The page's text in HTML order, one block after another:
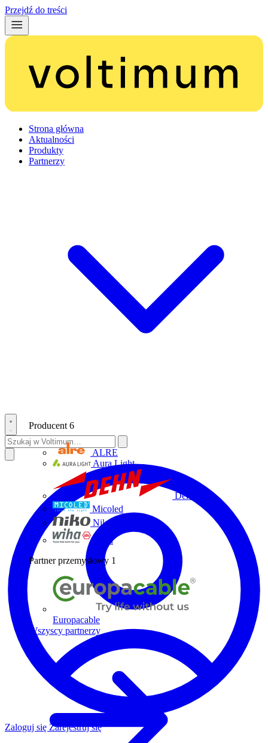
Przejdź do treści
Strona główna
Aktualności
Produkty
Partnerzy
Producent 6
ALRE
Aura Light
Dehn
Micoled
Niko
Wiha
Partner przemysłowy 1
Europacable
Wszyscy partnerzy
Zaloguj się Zarejestruj się